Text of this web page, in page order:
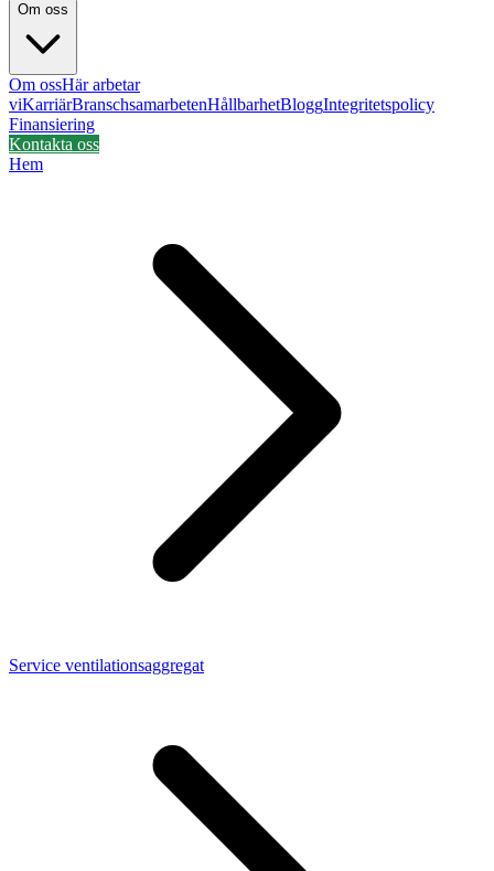
Om oss
Om ossHär arbetar
viKarriärBranschsamarbetenHållbarhetBloggIntegritetspolicy
Finansiering
Kontakta oss
Hem
Service ventilationsaggregat